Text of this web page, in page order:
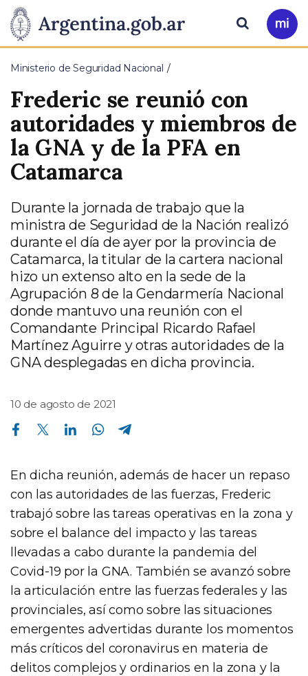
Presidencia
de
la
Nación
Pasar al contenido principal
Ir
a
Buscar
Ministerio de Seguridad Nacional
Frederic se reunió con
autoridades y miembros de
la GNA y de la PFA en
Catamarca
Durante la jornada de trabajo que la
ministra de Seguridad de la Nación realizó
durante el día de ayer por la provincia de
Catamarca, la titular de la cartera nacional
hizo un extenso alto en la sede de la
Agrupación 8 de la Gendarmería Nacional
donde mantuvo una reunión con el
Comandante Principal Ricardo Rafael
Martínez Aguirre y otras autoridades de la
GNA desplegadas en dicha provincia.
10 de agosto de 2021
Compartir en Facebook Compartir en Twitter Compartir en Linkedin Compartir en Whatsapp
En dicha reunión, además de hacer un repaso
con las autoridades de las fuerzas, Frederic
trabajó sobre las tareas operativas en la zona y
sobre el balance del impacto y las tareas
llevadas a cabo durante la pandemia del
Covid-19 por la GNA. También se avanzó sobre
la articulación entre las fuerzas federales y las
provinciales, así como sobre las situaciones
emergentes advertidas durante los momentos
más críticos del coronavirus en materia de
delitos complejos y ordinarios en la zona y la